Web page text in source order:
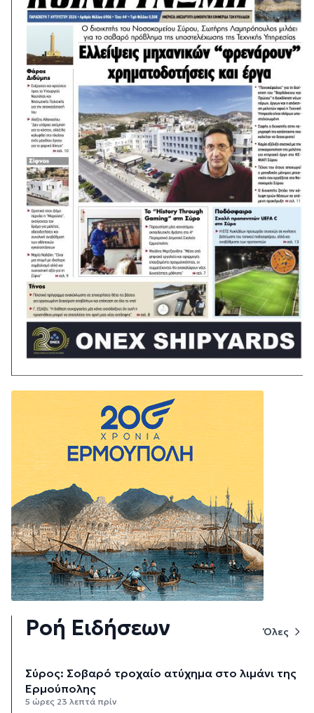
Ροή Ειδήσεων Όλες
Σύρος: Σοβαρό τροχαίο ατύχημα στο λιμάνι της
Ερμούπολης
5 ώρες 23 λεπτά πρίν